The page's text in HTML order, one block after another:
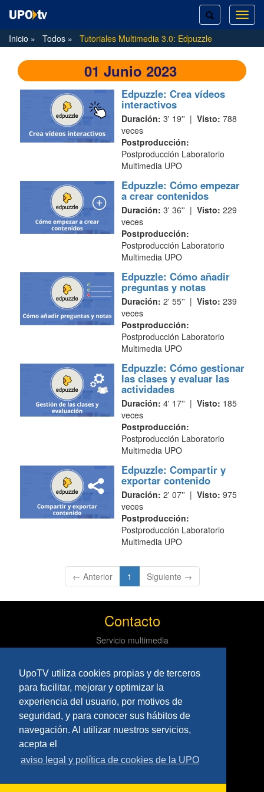
UpoTV utiliza cookies propias y de terceros
para facilitar, mejorar y optimizar la
experiencia del usuario, por motivos de
seguridad, y para conocer sus hábitos de
navegación. Al utilizar nuestros servicios,
acepta el
aviso legal y política de cookies de la UPO
TOGGLE
SEARCH
Inicio
Todos Tutoriales Multimedia 3.0: Edpuzzle
01 Junio 2023
Edpuzzle: Crea vídeos
interactivos
Duración: 3' 19'' | Visto: 788
veces
Postproducción:
Postproducción Laboratorio
Multimedia UPO
Edpuzzle: Cómo empezar
a crear contenidos
Duración: 3' 36'' | Visto: 229
veces
Postproducción:
Postproducción Laboratorio
Multimedia UPO
Edpuzzle: Cómo añadir
preguntas y notas
Duración: 2' 55'' | Visto: 239
veces
Postproducción:
Postproducción Laboratorio
Multimedia UPO
Edpuzzle: Cómo gestionar
las clases y evaluar las
actividades
Duración: 4' 17'' | Visto: 185
veces
Postproducción:
Postproducción Laboratorio
Multimedia UPO
Edpuzzle: Compartir y
exportar contenido
Duración: 2' 07'' | Visto: 975
veces
Postproducción:
Postproducción Laboratorio
Multimedia UPO
← Anterior 1 (current)
Siguiente →
Contacto
Servicio multimedia
Políticas
Aviso Legal
Privacidad